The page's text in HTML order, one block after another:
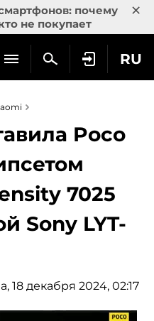
почему
не покупает
×
RU
Poco
7025
Sony LYT-
, 18 декабря 2024, 02:17